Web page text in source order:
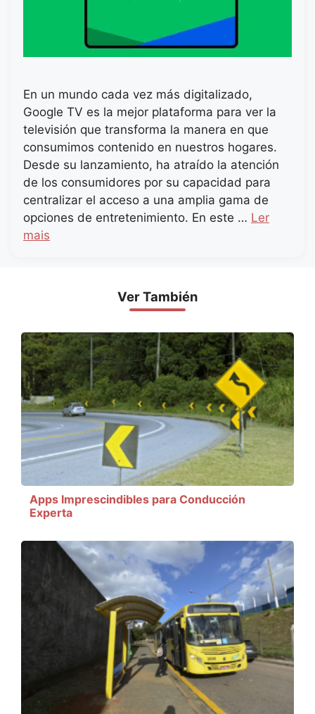
En un mundo cada vez más digitalizado,
Google TV es la mejor plataforma para ver la
televisión que transforma la manera en que
consumimos contenido en nuestros hogares.
Desde su lanzamiento, ha atraído la atención
de los consumidores por su capacidad para
centralizar el acceso a una amplia gama de
opciones de entretenimiento. En este … Ler
mais
Ver También
Apps Imprescindibles para Conducción
Experta